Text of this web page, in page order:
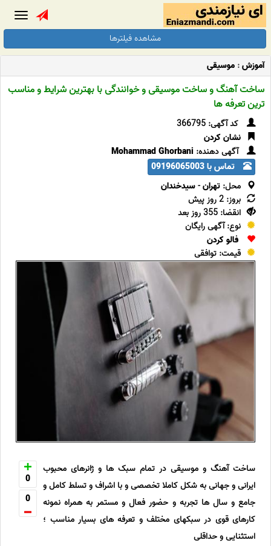
مشاهده فیلترها
آموزش: موسیقی
ساخت آهنگ و ساخت موسیقی و خوانندگی با بهترین شرایط و مناسب
ترین تعرفه ها
کد آگهی: 366795
نشان کردن
آگهی دهنده: Mohammad Ghorbani
تماس با 09196065003
محل: تهران-سیدخندان
بروز: 2 روز پیش
انقضا: 355 روز بعد
نوع: آگهی رایگان
فالو کردن
قیمت: توافقی
0
0
ساخت آهنگ و موسیقی در تمام سبک ها و ژانرهای محبوب
ایرانی و جهانی به شکل کاملا تخصصی و با اشراف و تسلط کامل و
جامع و سال ها تجربه و حضور فعال و مستمر به همراه نمونه
کارهای قوی در سبکهای مختلف و تعرفه های بسیار مناسب ؛
استثنایی و حداقلی